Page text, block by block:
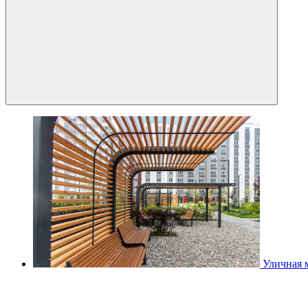
Уличная